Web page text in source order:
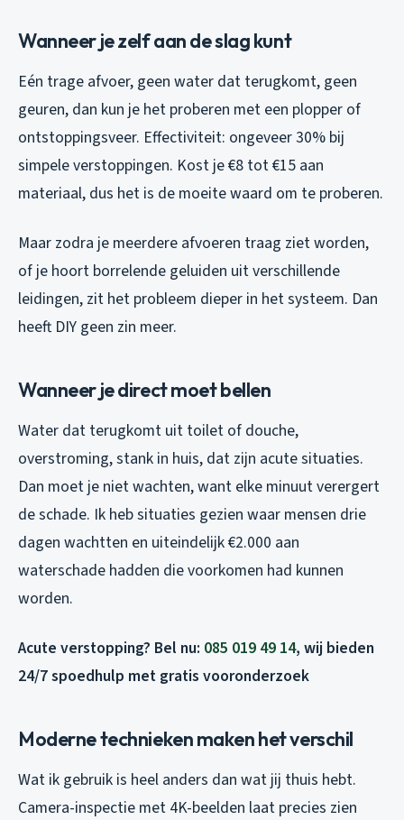
Wanneer je zelf aan de slag kunt
Eén trage afvoer, geen water dat terugkomt, geen
geuren, dan kun je het proberen met een plopper of
ontstoppingsveer. Effectiviteit: ongeveer 30% bij
simpele verstoppingen. Kost je €8 tot €15 aan
materiaal, dus het is de moeite waard om te proberen.
Maar zodra je meerdere afvoeren traag ziet worden,
of je hoort borrelende geluiden uit verschillende
leidingen, zit het probleem dieper in het systeem. Dan
heeft DIY geen zin meer.
Wanneer je direct moet bellen
Water dat terugkomt uit toilet of douche,
overstroming, stank in huis, dat zijn acute situaties.
Dan moet je niet wachten, want elke minuut verergert
de schade. Ik heb situaties gezien waar mensen drie
dagen wachtten en uiteindelijk €2.000 aan
waterschade hadden die voorkomen had kunnen
worden.
Acute verstopping? Bel nu: 085 019 49 14, wij bieden
24/7 spoedhulp met gratis vooronderzoek
Moderne technieken maken het verschil
Wat ik gebruik is heel anders dan wat jij thuis hebt.
Camera-inspectie met 4K-beelden laat precies zien